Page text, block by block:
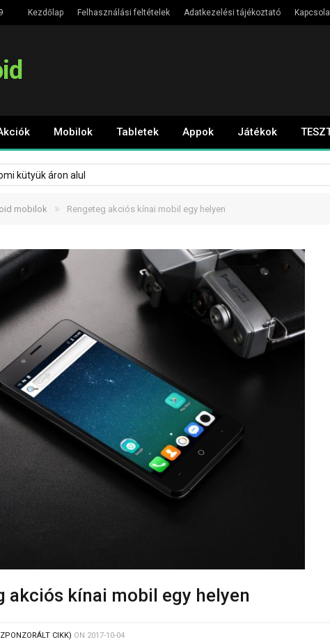
Kezdőlap Felhasználási feltételek Adatkezelési tájékoztató
Mobilok Tabletek Appok Játékok
kütyük áron alul
mobilok » Rengeteg akciós kínai mobil egy helyen
akciós kínai mobil egy helyen
CIKK) ON 2017-10-04